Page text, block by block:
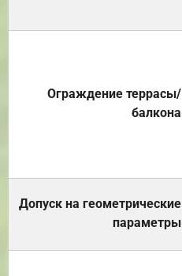
Ограждение террасы/
балкона
Допуск на геометрические
параметры